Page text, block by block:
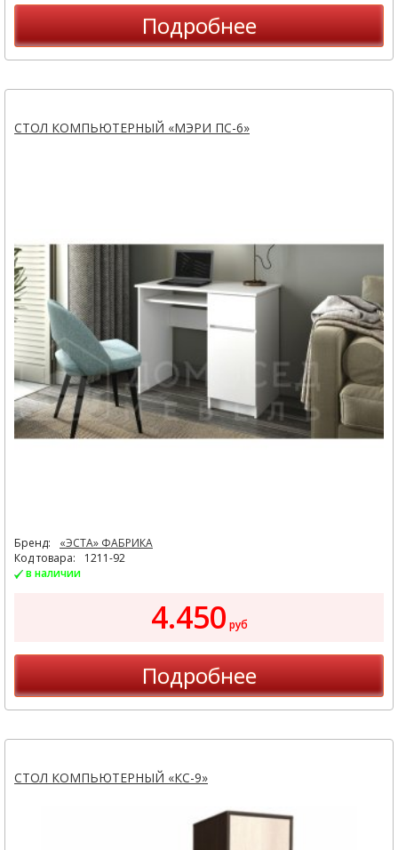
Подробнее
СТОЛ КОМПЬЮТЕРНЫЙ «МЭРИ ПС-6»
Бренд:
«ЭСТА» ФАБРИКА
Код товара:
1211-92
в наличии
4.450 руб
Подробнее
СТОЛ КОМПЬЮТЕРНЫЙ «КС-9»